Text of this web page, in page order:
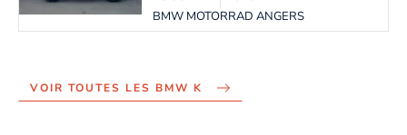
BMW MOTORRAD ANGERS
VOIR TOUTES LES BMW K